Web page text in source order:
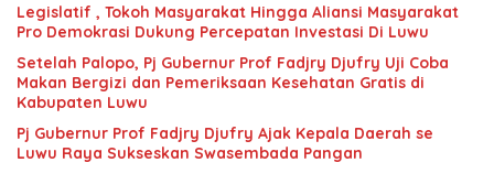
Legislatif , Tokoh Masyarakat Hingga Aliansi Masyarakat
Pro Demokrasi Dukung Percepatan Investasi Di Luwu
Setelah Palopo, Pj Gubernur Prof Fadjry Djufry Uji Coba
Makan Bergizi dan Pemeriksaan Kesehatan Gratis di
Kabupaten Luwu
Pj Gubernur Prof Fadjry Djufry Ajak Kepala Daerah se
Luwu Raya Sukseskan Swasembada Pangan